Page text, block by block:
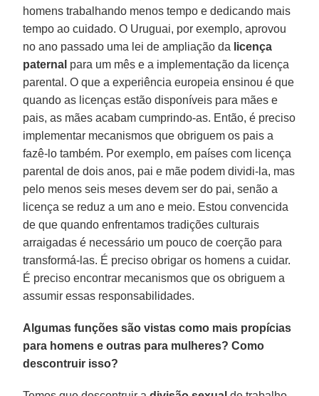
homens trabalhando menos tempo e dedicando mais
tempo ao cuidado. O Uruguai, por exemplo, aprovou
no ano passado uma lei de ampliação da licença
paternal para um mês e a implementação da licença
parental. O que a experiência europeia ensinou é que
quando as licenças estão disponíveis para mães e
pais, as mães acabam cumprindo-as. Então, é preciso
implementar mecanismos que obriguem os pais a
fazê-lo também. Por exemplo, em países com licença
parental de dois anos, pai e mãe podem dividi-la, mas
pelo menos seis meses devem ser do pai, senão a
licença se reduz a um ano e meio. Estou convencida
de que quando enfrentamos tradições culturais
arraigadas é necessário um pouco de coerção para
transformá-las. É preciso obrigar os homens a cuidar.
É preciso encontrar mecanismos que os obriguem a
assumir essas responsabilidades.
Algumas funções são vistas como mais propícias
para homens e outras para mulheres? Como
descontruir isso?